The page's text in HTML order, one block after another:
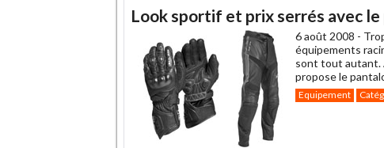
Look sportif et prix serrés avec
6 août 2008 -
équipements
sont tout autant.
propose le
Equipement